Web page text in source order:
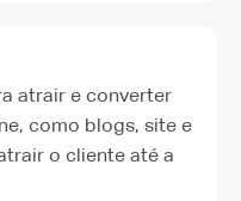
atrair e converter
como blogs, site e
o cliente até a